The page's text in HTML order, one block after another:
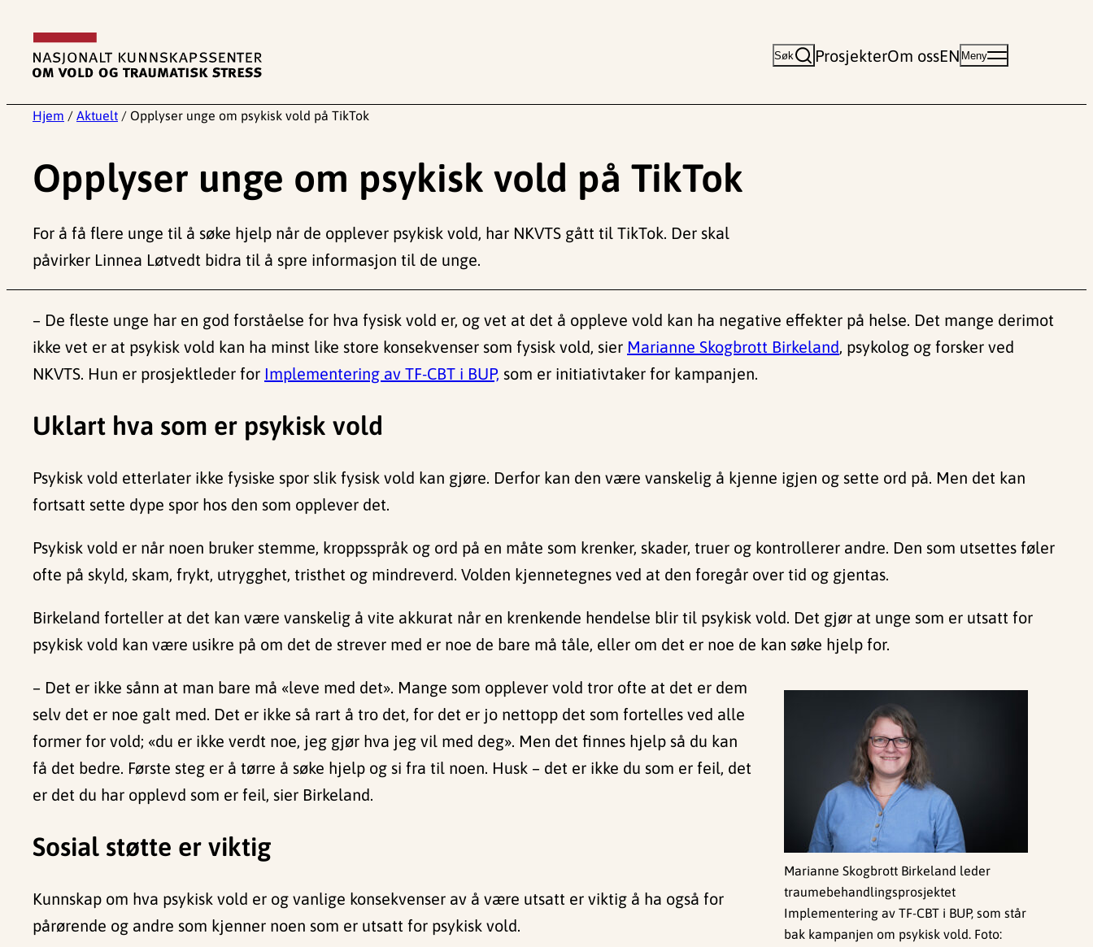
innhold
Søk ProsjekterOm ossEN Meny
Hjem / Aktuelt / Opplyser unge om psykisk vold på TikTok
Opplyser unge om psykisk vold på TikTok
For å få flere unge til å søke hjelp når de opplever psykisk vold, har NKVTS gått til TikTok. Der skal
påvirker Linnea Løtvedt bidra til å spre informasjon til de unge.
– De fleste unge har en god forståelse for hva fysisk vold er, og vet at det å oppleve vold kan ha negative effekter på helse. Det mange derimot
ikke vet er at psykisk vold kan ha minst like store konsekvenser som fysisk vold, sier Marianne Skogbrott Birkeland, psykolog og forsker ved
NKVTS. Hun er prosjektleder for Implementering av TF-CBT i BUP, som er initiativtaker for kampanjen.
Uklart hva som er psykisk vold
Psykisk vold etterlater ikke fysiske spor slik fysisk vold kan gjøre. Derfor kan den være vanskelig å kjenne igjen og sette ord på. Men det kan
fortsatt sette dype spor hos den som opplever det.
Psykisk vold er når noen bruker stemme, kroppsspråk og ord på en måte som krenker, skader, truer og kontrollerer andre. Den som utsettes føler
ofte på skyld, skam, frykt, utrygghet, tristhet og mindreverd. Volden kjennetegnes ved at den foregår over tid og gjentas.
Birkeland forteller at det kan være vanskelig å vite akkurat når en krenkende hendelse blir til psykisk vold. Det gjør at unge som er utsatt for
psykisk vold kan være usikre på om det de strever med er noe de bare må tåle, eller om det er noe de kan søke hjelp for.
Marianne Skogbrott Birkeland leder
traumebehandlingsprosjektet
Implementering av TF-CBT i BUP, som står
bak kampanjen om psykisk vold. Foto:
– Det er ikke sånn at man bare må «leve med det». Mange som opplever vold tror ofte at det er dem
selv det er noe galt med. Det er ikke så rart å tro det, for det er jo nettopp det som fortelles ved alle
former for vold; «du er ikke verdt noe, jeg gjør hva jeg vil med deg». Men det finnes hjelp så du kan
få det bedre. Første steg er å tørre å søke hjelp og si fra til noen. Husk – det er ikke du som er feil, det
er det du har opplevd som er feil, sier Birkeland.
Sosial støtte er viktig
Kunnskap om hva psykisk vold er og vanlige konsekvenser av å være utsatt er viktig å ha også for
pårørende og andre som kjenner noen som er utsatt for psykisk vold.